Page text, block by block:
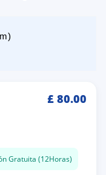
£ 80.00
Gratuita (12Horas)